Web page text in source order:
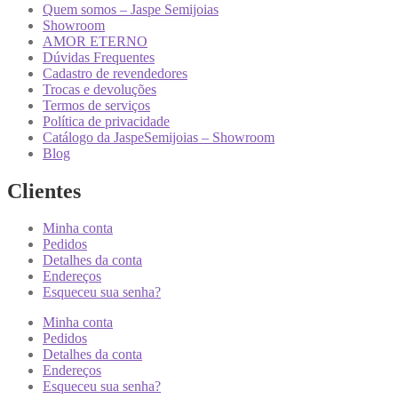
Quem somos – Jaspe Semijoias
Showroom
AMOR ETERNO
Dúvidas Frequentes
Cadastro de revendedores
Trocas e devoluções
Termos de serviços
Política de privacidade
Catálogo da JaspeSemijoias – Showroom
Blog
Clientes
Minha conta
Pedidos
Detalhes da conta
Endereços
Esqueceu sua senha?
Minha conta
Pedidos
Detalhes da conta
Endereços
Esqueceu sua senha?